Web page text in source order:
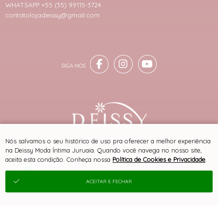
SITE 100% SEGURO PLATAFORMA B2B
WHATSAPP +55 (35) 99115-3724
contatolojadeissy@gmail.com
® TODOS DIREITOS RESERVADOS
Nós salvamos o seu histórico de uso pra oferecer a melhor experiência
na Deissy Moda Íntima Juruaia. Quando você navega no nosso site,
aceita esta condição. Conheça nossa Política de Cookies e Privacidade
ACEITAR E FECHAR